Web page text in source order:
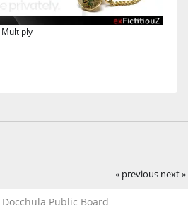
Multiply
« previous next »
Docchula Public Board